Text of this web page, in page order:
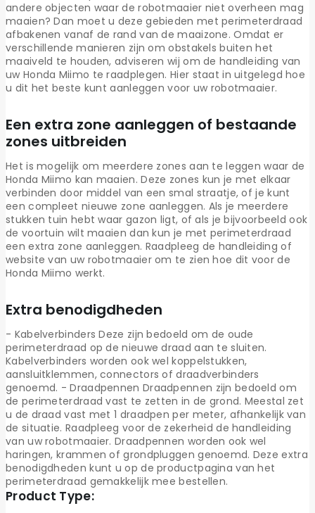
andere objecten waar de robotmaaier niet overheen mag
maaien? Dan moet u deze gebieden met perimeterdraad
afbakenen vanaf de rand van de maaizone. Omdat er
verschillende manieren zijn om obstakels buiten het
maaiveld te houden, adviseren wij om de handleiding van
uw Honda Miimo te raadplegen. Hier staat in uitgelegd hoe
u dit het beste kunt aanleggen voor uw robotmaaier.
Een extra zone aanleggen of bestaande
zones uitbreiden
Het is mogelijk om meerdere zones aan te leggen waar de
Honda Miimo kan maaien. Deze zones kun je met elkaar
verbinden door middel van een smal straatje, of je kunt
een compleet nieuwe zone aanleggen. Als je meerdere
stukken tuin hebt waar gazon ligt, of als je bijvoorbeeld ook
de voortuin wilt maaien dan kun je met perimeterdraad
een extra zone aanleggen. Raadpleeg de handleiding of
website van uw robotmaaier om te zien hoe dit voor de
Honda Miimo werkt.
Extra benodigdheden
- Kabelverbinders Deze zijn bedoeld om de oude
perimeterdraad op de nieuwe draad aan te sluiten.
Kabelverbinders worden ook wel koppelstukken,
aansluitklemmen, connectors of draadverbinders
genoemd. - Draadpennen Draadpennen zijn bedoeld om
de perimeterdraad vast te zetten in de grond. Meestal zet
u de draad vast met 1 draadpen per meter, afhankelijk van
de situatie. Raadpleeg voor de zekerheid de handleiding
van uw robotmaaier. Draadpennen worden ook wel
haringen, krammen of grondpluggen genoemd. Deze extra
benodigdheden kunt u op de productpagina van het
perimeterdraad gemakkelijk mee bestellen.
Product Type: